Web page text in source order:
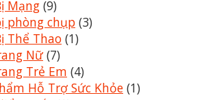
Mạng (9)
phòng chụp (3)
Thể Thao (1)
Nữ (7)
Trẻ Em (4)
Hỗ Trợ Sức Khỏe (1)